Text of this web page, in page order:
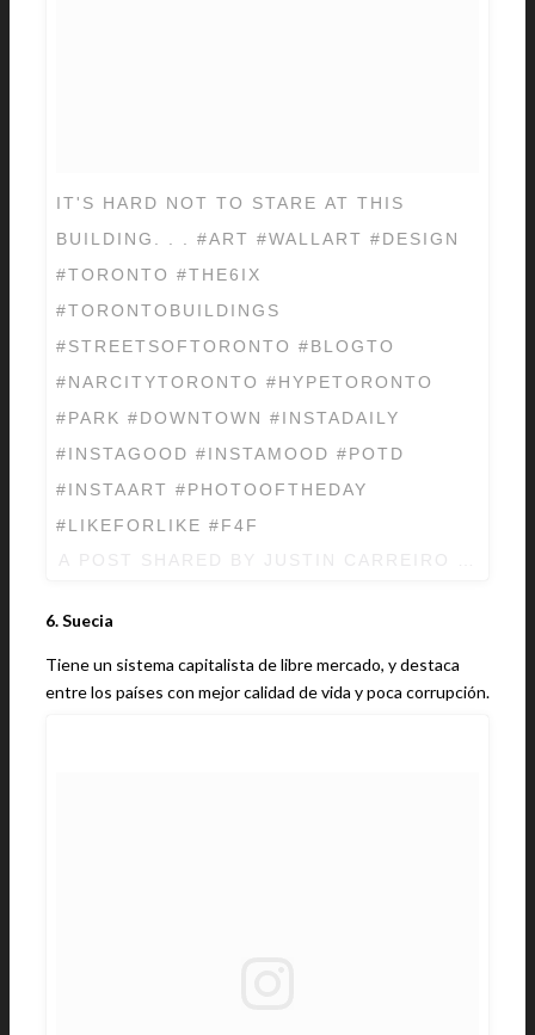
IT'S HARD NOT TO STARE AT THIS
BUILDING. . . #ART #WALLART #DESIGN
#TORONTO #THE6IX
#TORONTOBUILDINGS
#STREETSOFTORONTO #BLOGTO
#NARCITYTORONTO #HYPETORONTO
#PARK #DOWNTOWN #INSTADAILY
#INSTAGOOD #INSTAMOOD #POTD
#INSTAART #PHOTOOFTHEDAY
#LIKEFORLIKE #F4F
6. Suecia
Tiene un sistema capitalista de libre mercado, y destaca
entre los países con mejor calidad de vida y poca corrupción.